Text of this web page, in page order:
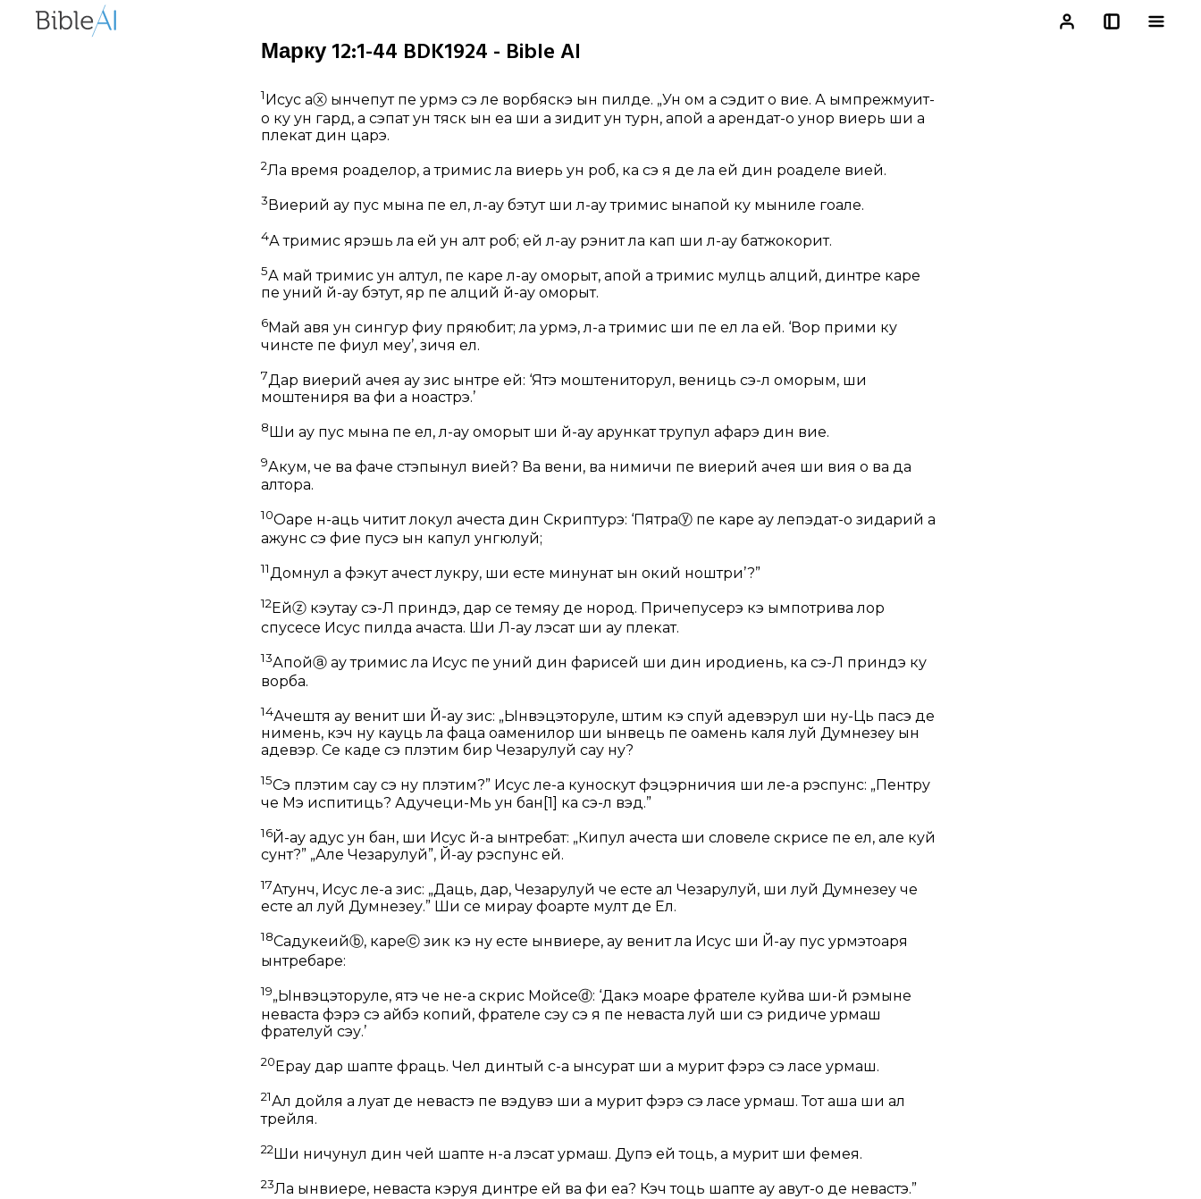
Марку 12:1-44 BDK1924 - Bible AI
1Исус аⓧ ынчепут пе урмэ сэ ле ворбяскэ ын пилде. „Ун ом а сэдит о вие. А ымпрежмуит-
о ку ун гард, а сэпат ун тяск ын еа ши а зидит ун турн, апой а арендат-о унор виерь ши а
плекат дин царэ.
2Ла время роаделор, а тримис ла виерь ун роб, ка сэ я де ла ей дин роаделе вией.
3 Виерий ау пус мына пе ел, л-ау бэтут ши л-ау тримис ынапой ку мыниле гоале.
4А тримис ярэшь ла ей ун алт роб; ей л-ау рэнит ла кап ши л-ау батжокорит.
5А май тримис ун алтул, пе каре л-ау оморыт, апой а тримис мулць алций, динтре каре
пе уний й-ау бэтут, яр пе алций й-ау оморыт.
6Май авя ун сингур фиу пряюбит; ла урмэ, л-а тримис ши пе ел ла ей. ‘Вор прими ку
чинсте пе фиул меу’, зичя ел.
7Дар виерий ачея ау зис ынтре ей: ‘Ятэ моштениторул, вениць сэ-л оморым, ши
моштениря ва фи а ноастрэ.’
8 Ши ау пус мына пе ел, л-ау оморыт ши й-ау арункат трупул афарэ дин вие.
9Акум, че ва фаче стэпынул вией? Ва вени, ва нимичи пе виерий ачея ши вия о ва да
алтора.
10Оаре н-аць читит локул ачеста дин Скриптурэ: ‘Пятраⓨ пе каре ау лепэдат-о зидарий а
ажунс сэ фие пусэ ын капул унгюлуй;
11Домнул а фэкут ачест лукру, ши есте минунат ын окий ноштри’?”
12Ейⓩ кэутау сэ-Л приндэ, дар се темяу де нород. Причепусерэ кэ ымпотрива лор
спусесе Исус пилда ачаста. Ши Л-ау лэсат ши ау плекат.
13Апойⓐ ау тримис ла Исус пе уний дин фарисей ши дин иродиень, ка сэ-Л приндэ ку
ворба.
14Ачештя ау венит ши Й-ау зис: „Ынвэцэторуле, штим кэ спуй адевэрул ши ну-Ць пасэ де
нимень, кэч ну кауць ла фаца оаменилор ши ынвець пе оамень каля луй Думнезеу ын
адевэр. Се каде сэ плэтим бир Чезарулуй сау ну?
15Сэ плэтим сау сэ ну плэтим?” Исус ле-а куноскут фэцэрничия ши ле-а рэспунс: „Пентру
че Мэ испитиць? Адучеци-Мь ун бан [1] ка сэ-л вэд.”
16Й-ау адус ун бан, ши Исус й-а ынтребат: „Кипул ачеста ши словеле скрисе пе ел, але куй
сунт?” „Але Чезарулуй”, Й-ау рэспунс ей.
17Атунч, Исус ле-а зис: „Даць, дар, Чезарулуй че есте ал Чезарулуй, ши луй Думнезеу че
есте ал луй Думнезеу.” Ши се мирау фоарте мулт де Ел.
18Садукеийⓑ, кареⓒ зик кэ ну есте ынвиере, ау венит ла Исус ши Й-ау пус урмэтоаря
ынтребаре:
19„Ынвэцэторуле, ятэ че не-а скрис Мойсеⓓ: ‘Дакэ моаре фрателе куйва ши-й рэмыне
неваста фэрэ сэ айбэ копий, фрателе сэу сэ я пе неваста луй ши сэ ридиче урмаш
фрателуй сэу.’
20 Ерау дар шапте фраць. Чел динтый с-а ынсурат ши а мурит фэрэ сэ ласе урмаш.
21Ал дойля а луат де невастэ пе вэдувэ ши а мурит фэрэ сэ ласе урмаш. Тот аша ши ал
трейля.
22Ши ничунул дин чей шапте н-а лэсат урмаш. Дупэ ей тоць, а мурит ши фемея.
23Ла ынвиере, неваста кэруя динтре ей ва фи еа? Кэч тоць шапте ау авут-о де невастэ.”